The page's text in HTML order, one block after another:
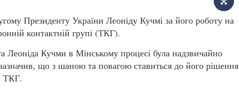
Президенту України Леоніду Кучмі за його роботу на
контактній групі (ТКГ).
Леоніда Кучми в Мінському процесі була надзвичайно
що з шаною та повагою ставиться до його рішення
ТКГ.